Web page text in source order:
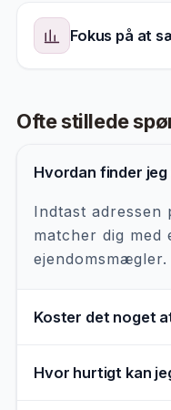
Fokus på at
Ofte stillede
Hvordan finder
Indtast adressen
matcher dig med
ejendomsmægler.
Koster det noget
Hvor hurtigt kan